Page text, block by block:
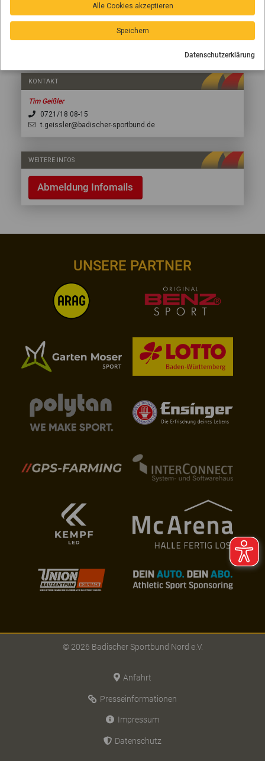
Alle Cookies akzeptieren
Speichern
Datenschutzerklärung
KONTAKT
Tim Geißler
0721/18 08-15
t.geissler@badischer-sportbund.de
WEITERE INFOS
Abmeldung Infomails
UNSERE PARTNER
© 2026 Badischer Sportbund Nord e.V.
Anfahrt
Presseinformationen
Impressum
Datenschutz